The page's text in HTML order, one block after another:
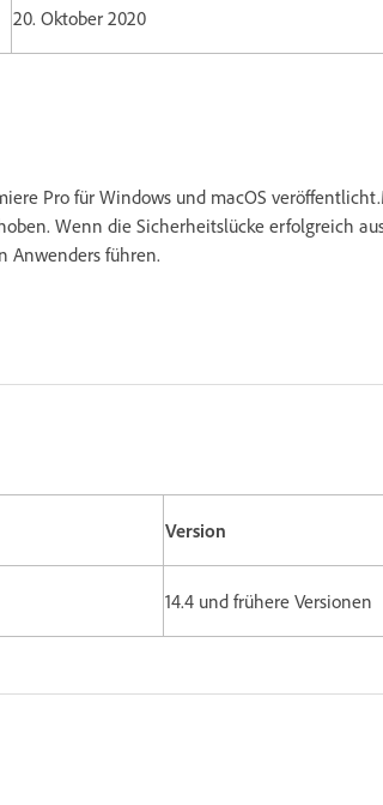
20. Oktober 2020
Pro für Windows und macOS
Wenn die Sicherheitslücke erfolgreich
Anwenders führen.
Version
14.4 und frühere Versionen